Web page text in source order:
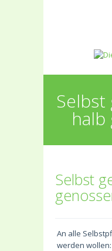
halb
Selbst
An alle
werden wollen: